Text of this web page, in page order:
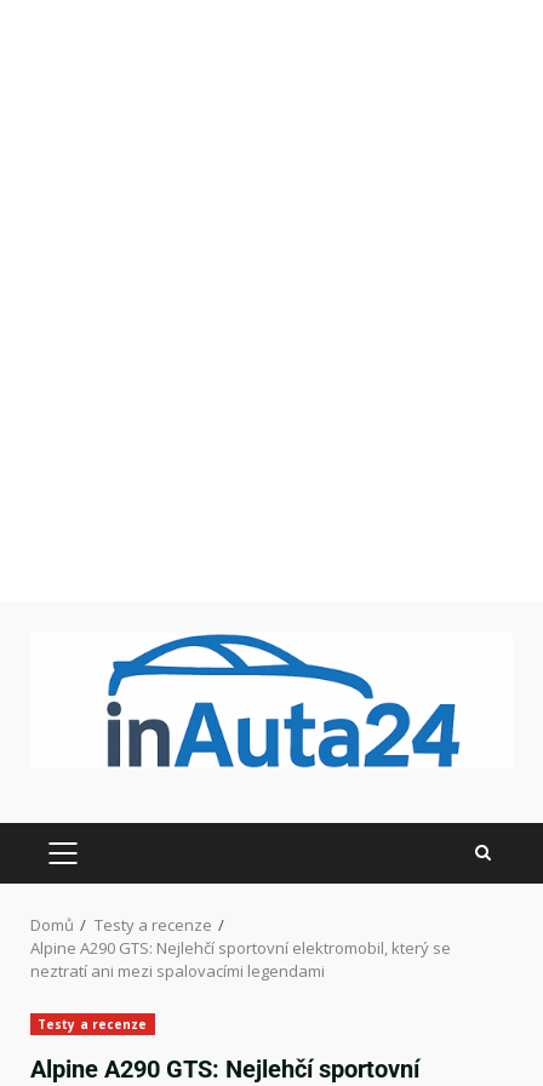
Domů
Testy a recenze
Alpine A290 GTS: Nejlehčí sportovní elektromobil, který se
neztratí ani mezi spalovacími legendami
Testy a recenze
Alpine A290 GTS: Nejlehčí sportovní